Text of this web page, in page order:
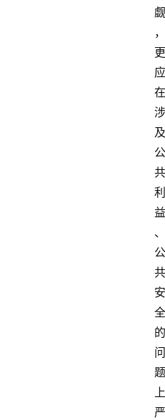
觑
，
更
应
在
涉
及
公
共
利
益
、
公
共
安
全
的
问
题
上
严